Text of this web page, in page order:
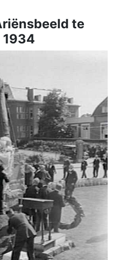
te
1934